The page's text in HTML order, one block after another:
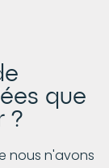
que
?
nous n'avons